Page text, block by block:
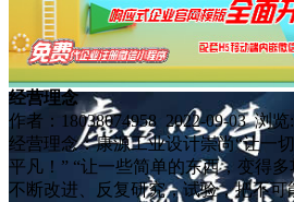
经营理念
作者：18038074958 2022-09-03 浏览:
经营理念：康源工业设计崇尚“让一
平凡！” “让一些简单的东西，变得多
不断改进、反复研究，试验，把不